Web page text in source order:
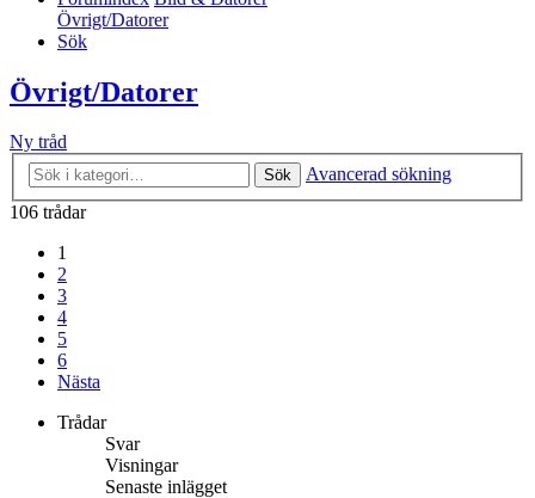
Övrigt/Datorer
Sök
Övrigt/Datorer
Ny tråd
Sök
Avancerad sökning
106 trådar
1
2
3
4
5
6
Nästa
Trådar
Svar
Visningar
Senaste inlägget